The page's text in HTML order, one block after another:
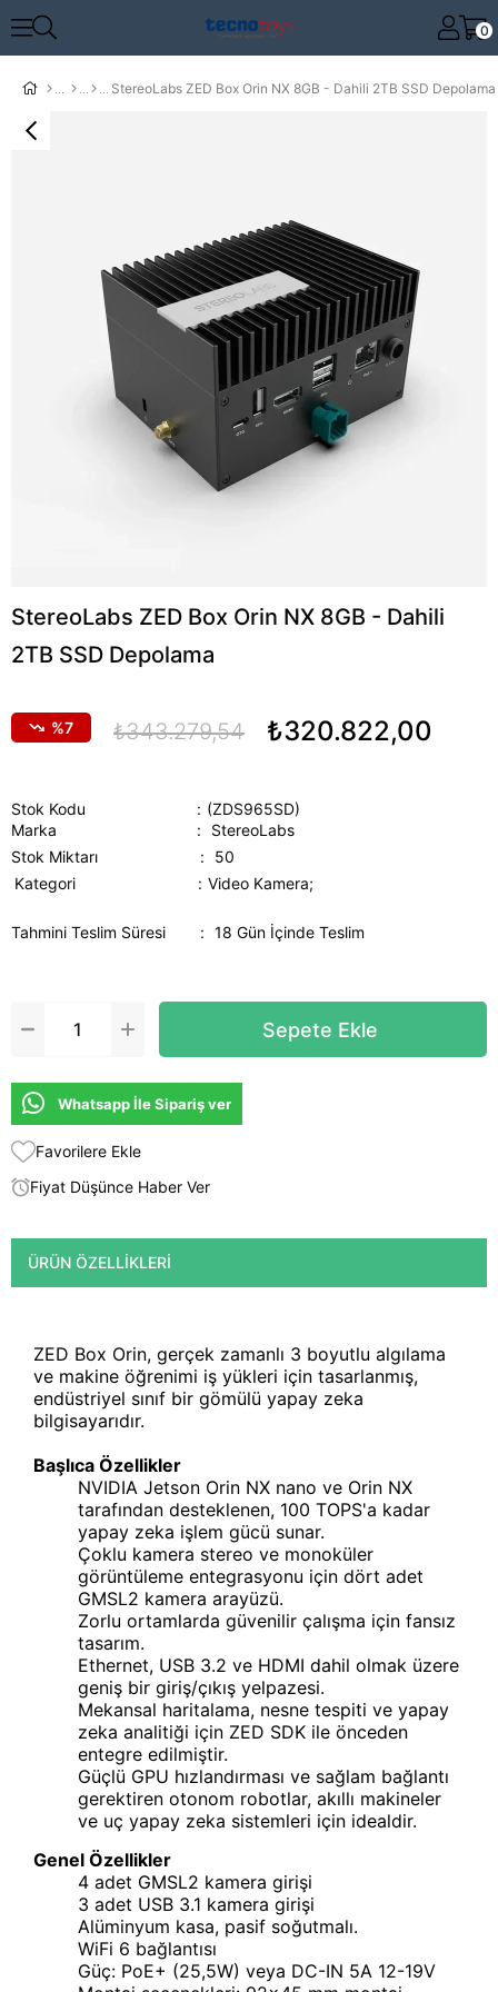
0
StereoLabs ZED Box Orin NX 8GB - Dahili 2TB SSD Depolama
StereoLabs ZED Box Orin NX 8GB - Dahili
2TB SSD Depolama
7 ₺343.279,54 ₺320.822,00
Stok Kodu
(ZDS965SD)
Marka
:
StereoLabs
Stok Miktarı
:
50
Kategori
Video Kamera;
Tahmini Teslim Süresi : 18 Gün İçinde Teslim
Whatsapp İle Sipariş ver
Favorilere Ekle
Fiyat Düşünce Haber Ver
ÜRÜN ÖZELLIKLERI
ZED Box Orin, gerçek zamanlı 3 boyutlu algılama
ve makine öğrenimi iş yükleri için tasarlanmış,
endüstriyel sınıf bir gömülü yapay zeka
bilgisayarıdır.
Başlıca Özellikler
NVIDIA Jetson Orin NX nano ve Orin NX
tarafından desteklenen, 100 TOPS'a kadar
yapay zeka işlem gücü sunar.
Çoklu kamera stereo ve monoküler
görüntüleme entegrasyonu için dört adet
GMSL2 kamera arayüzü.
Zorlu ortamlarda güvenilir çalışma için fansız
tasarım.
Ethernet, USB 3.2 ve HDMI dahil olmak üzere
geniş bir giriş/çıkış yelpazesi.
Mekansal haritalama, nesne tespiti ve yapay
zeka analitiği için ZED SDK ile önceden
entegre edilmiştir.
Güçlü GPU hızlandırması ve sağlam bağlantı
gerektiren otonom robotlar, akıllı makineler
ve uç yapay zeka sistemleri için idealdir.
Genel Özellikler
4 adet GMSL2 kamera girişi
3 adet USB 3.1 kamera girişi
Alüminyum kasa, pasif soğutmalı.
WiFi 6 bağlantısı
Güç: PoE+ (25,5W) veya DC-IN 5A 12-19V